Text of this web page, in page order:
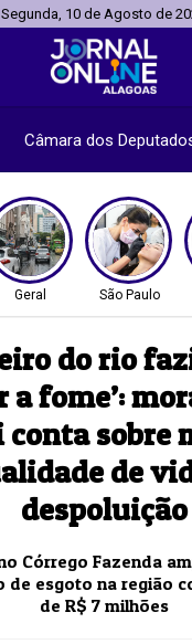
Segunda, 10 de Agosto de
Câmara dos
Geral São Paulo
do rio
a fome’:
conta sobre
de
despoluição
Córrego Fazenda
de esgoto na região
de R$ 7 milhões